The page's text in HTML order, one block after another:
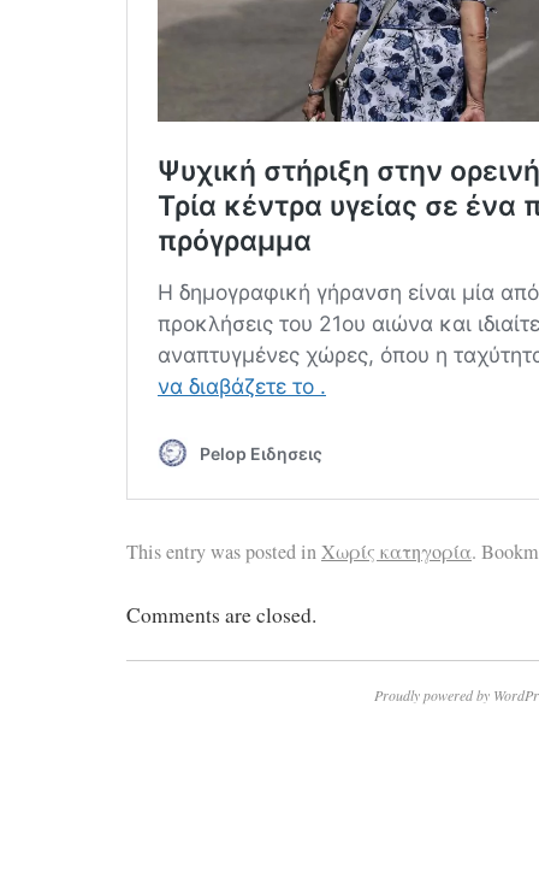
This entry was posted inΧωρίς κατηγορία.
Comments are closed.
Proudly powered by